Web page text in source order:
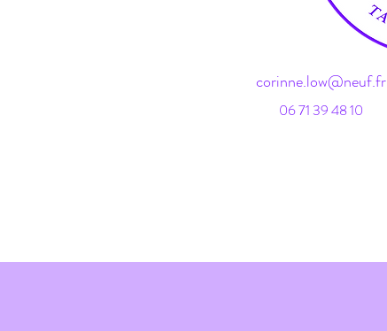
corinne.low@neuf.fr
06 71 3948 10